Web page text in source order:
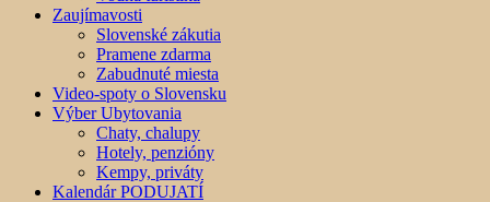
Zaujímavosti
Slovenské zákutia
Pramene zdarma
Zabudnuté miesta
Video-spoty o Slovensku
Výber Ubytovania
Chaty, chalupy
Hotely, penzióny
Kempy, priváty
Kalendár PODUJATÍ